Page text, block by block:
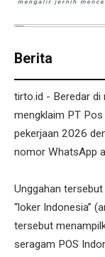
Berita
tirto.id - Beredar di
mengklaim PT
pekerjaan 2026
nomor WhatsApp
Unggahan
“loker Indonesia”
tersebut
seragam POS